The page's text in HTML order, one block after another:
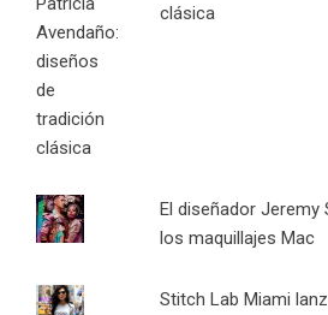
clásica
El diseñador
los maquillajes Mac
Stitch Lab Miami